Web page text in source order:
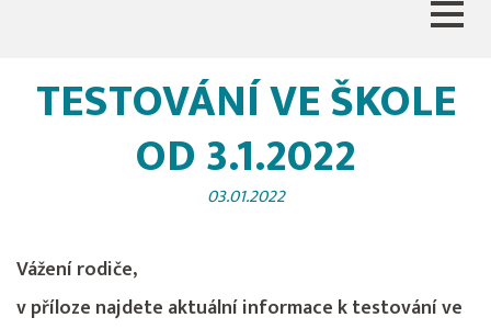
TESTOVÁNÍ VE ŠKOLE
OD 3.1.2022
03.01.2022
Vážení rodiče,
v příloze najdete aktuální informace k testování ve